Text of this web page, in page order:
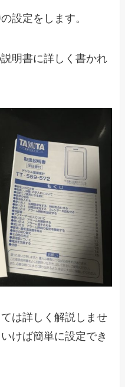
設定をします。
明書に詳しく書かれ
は詳しく解説しませ
けば簡単に設定でき